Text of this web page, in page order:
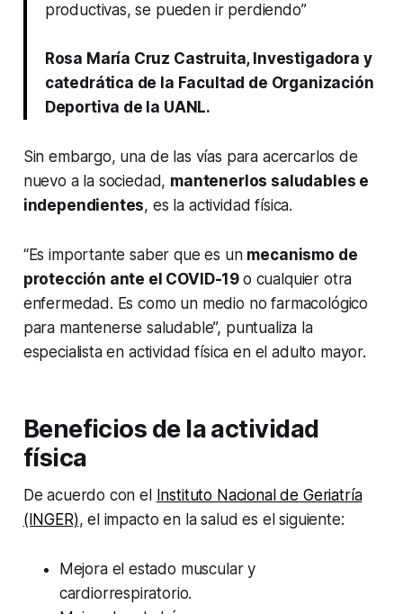
productivas, se pueden ir perdiendo”
Rosa María Cruz Castruita, Investigadora y
catedrática de la Facultad de Organización
Deportiva de la UANL.
Sin embargo, una de las vías para acercarlos de
nuevo a la sociedad, mantenerlos saludables e
independientes, es la actividad física.
“Es importante saber que es un mecanismo de
protección ante el COVID-19 o cualquier otra
enfermedad. Es como un medio no farmacológico
para mantenerse saludable”, puntualiza la
especialista en actividad física en el adulto mayor.
Beneficios de la actividad
física
De acuerdo con el Instituto Nacional de Geriatría
(INGER), el impacto en la salud es el siguiente:
Mejora el estado muscular y
cardiorrespiratorio.